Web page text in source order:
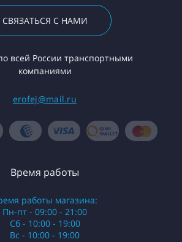
СВЯЗАТЬСЯ С НАМИ
всей России транспортными
компаниями
erofej@mail.ru
Время работы
работы магазина:
Пн-пт - 09:00 - 21:00
Сб - 10:00 - 19:00
Вс - 10:00 - 19:00